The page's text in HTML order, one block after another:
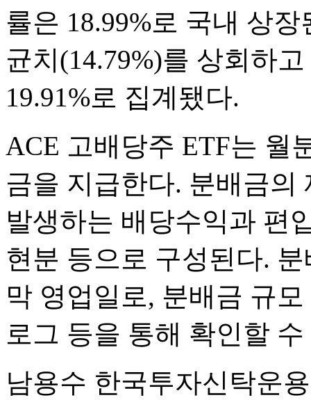
률은 18.99%로 국내 상
균치(14.79%)를 상회하
19.91%로 집계됐다.
ACE 고배당주 ETF는 월
금을 지급한다. 분배금의
발생하는 배당수익과 편
현분 등으로 구성된다.
막 영업일로, 분배금 규
로그 등을 통해 확인할 수
남용수 한국투자신탁운